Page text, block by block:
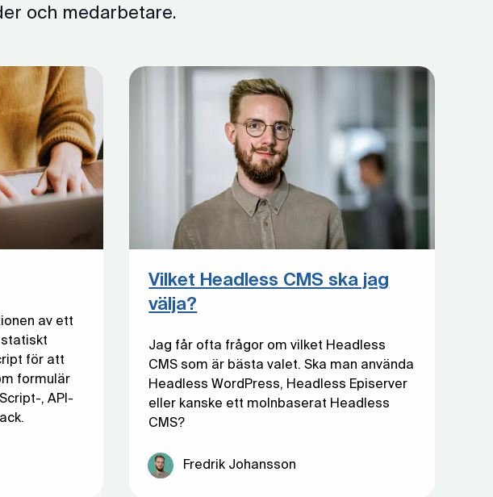
och medarbetare.
av ett
statiskt
för att
formulär
, API-
Vilket Headless CMS ska jag
välja?
Jag får ofta frågor om vilket Headless
CMS som är bästa valet. Ska man använda
Headless WordPress, Headless Episerver
eller kanske ett molnbaserat Headless
CMS?
Fredrik Johansson